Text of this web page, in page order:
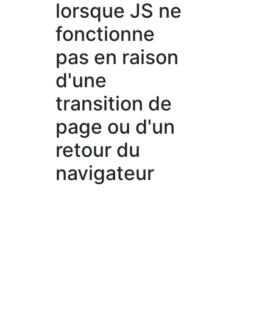
lorsque JS ne
fonctionne
pas en raison
d'une
transition de
page ou d'un
retour du
navigateur